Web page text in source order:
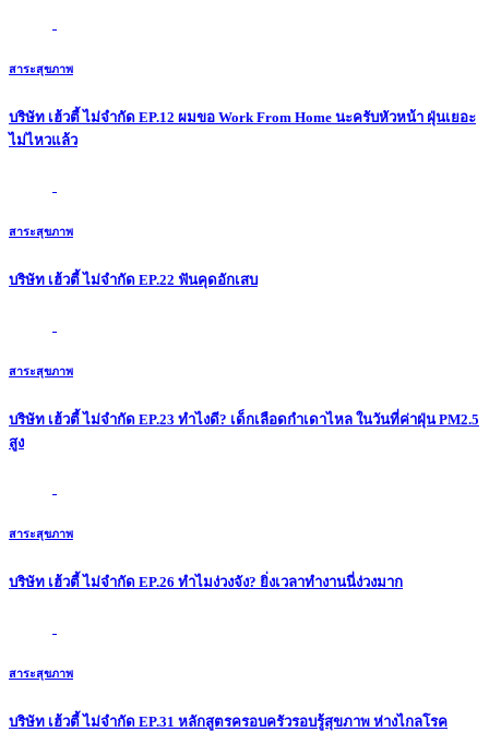
สาระสุขภาพ
บริษัท เฮ้วตี้ ไม่จำกัด EP.12 ผมขอ Work From Home นะครับหัวหน้า ฝุ่นเยอะ
ไม่ไหวแล้ว
สาระสุขภาพ
บริษัท เฮ้วตี้ ไม่จำกัด EP.22 ฟันคุดอักเสบ
สาระสุขภาพ
บริษัท เฮ้วตี้ ไม่จำกัด EP.23 ทำไงดี? เด็กเลือดกำเดาไหล ในวันที่ค่าฝุ่น PM2.5
สูง
สาระสุขภาพ
บริษัท เฮ้วตี้ ไม่จำกัด EP.26 ทำไมง่วงจัง? ยิ่งเวลาทำงานนี่ง่วงมาก
สาระสุขภาพ
บริษัท เฮ้วตี้ ไม่จำกัด EP.31 หลักสูตรครอบครัวรอบรู้สุขภาพ ห่างไกลโรค